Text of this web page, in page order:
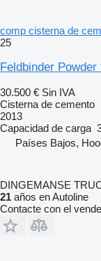
comp cisterna de
25
Feldbinder
30.500 € Sin IVA
Cisterna de cemento
2013
Capacidad de carga
Países Bajos,
DINGEMANSE
21 años en Autoline
Contacte con el